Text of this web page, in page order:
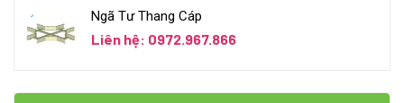
Ngã Tư Thang Cáp
Liên hệ: 0972.967.866